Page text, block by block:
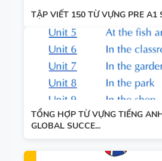
TẬP VIẾT 150 TỪ VỰNG PRE A1
TỔNG HỢP TỪ VỰNG TIẾNG
GLOBAL SUCCE...